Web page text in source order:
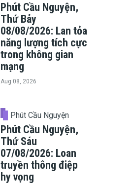
Phút Cầu Nguyện,
Thứ Bảy
08/08/2026: Lan tỏa
năng lượng tích cực
trong không gian
mạng
Aug 08, 2026
Phút Cầu Nguyện
Phút Cầu Nguyện,
Thứ Sáu
07/08/2026: Loan
truyền thông điệp
hy vọng